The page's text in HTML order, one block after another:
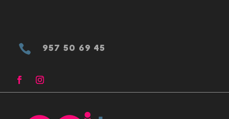
 957 50 69 45